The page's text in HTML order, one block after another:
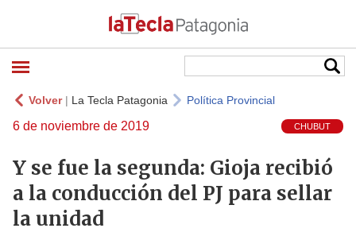
Volver| La Tecla Patagonia Política Provincial
6 de noviembre de 2019 CHUBUT
Y se fue la segunda: Gioja recibió
a la conducción del PJ para sellar
la unidad